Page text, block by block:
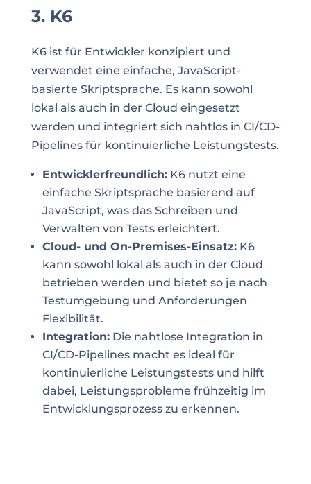
3. K6
K6 ist für Entwickler konzipiert und
verwendet eine einfache, JavaScript-
basierte Skriptsprache. Es kann sowohl
lokal als auch in der Cloud eingesetzt
werden und integriert sich nahtlos in CI/CD-
Pipelines für kontinuierliche Leistungstests.
Entwicklerfreundlich:K6 nutzt eine
einfache Skriptsprache basierend auf
JavaScript, was das Schreiben und
Verwalten von Tests erleichtert.
Cloud- und On-Premises-Einsatz:K6
kann sowohl lokal als auch in der Cloud
betrieben werden und bietet so je nach
Testumgebung und Anforderungen
Flexibilität.
Integration:Die nahtlose Integration in
CI/CD-Pipelines macht es ideal für
kontinuierliche Leistungstests und hilft
dabei, Leistungsprobleme frühzeitig im
Entwicklungsprozess zu erkennen.